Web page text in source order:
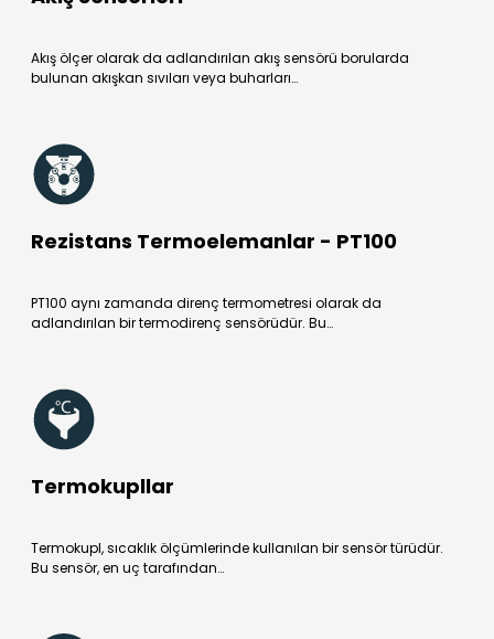
Akış ölçer olarak da adlandırılan akış sensörü borularda
bulunan akışkan sıvıları veya buharları…
Rezistans Termoelemanlar - PT100
PT100 aynı zamanda direnç termometresi olarak da
adlandırılan bir termodirenç sensörüdür. Bu…
Termokupllar
Termokupl, sıcaklık ölçümlerinde kullanılan bir sensör türüdür.
Bu sensör, en uç tarafından…